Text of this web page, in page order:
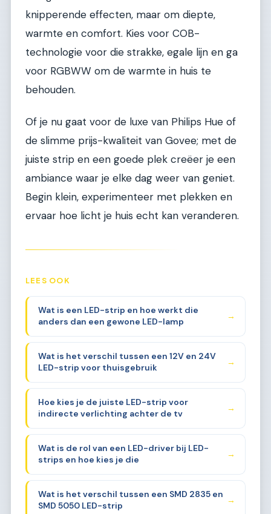
knipperende effecten, maar om diepte,
warmte en comfort. Kies voor COB-
technologie voor die strakke, egale lijn en ga
voor RGBWW om de warmte in huis te
behouden.
Of je nu gaat voor de luxe van Philips Hue of
de slimme prijs-kwaliteit van Govee; met de
juiste strip en een goede plek creëer je een
ambiance waar je elke dag weer van geniet.
Begin klein, experimenteer met plekken en
ervaar hoe licht je huis echt kan veranderen.
LEES OOK
Wat is een LED-strip en hoe werkt die
anders dan een gewone LED-lamp
→
Wat is het verschil tussen een 12V en 24V
LED-strip voor thuisgebruik
→
Hoe kies je de juiste LED-strip voor
indirecte verlichting achter de tv
→
Wat is de rol van een LED-driver bij LED-
strips en hoe kies je die
→
Wat is het verschil tussen een SMD 2835 en
SMD 5050 LED-strip
→